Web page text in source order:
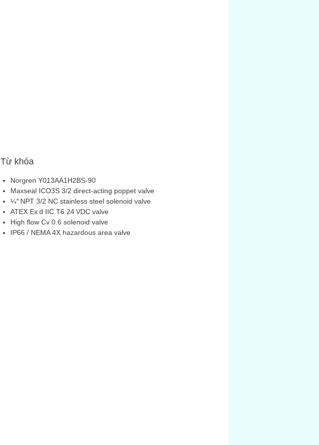
Từ khóa
Norgren Y013AA1H2BS-90
Maxseal ICO3S 3/2 direct-acting poppet valve
¼″ NPT 3/2 NC stainless steel solenoid valve
ATEX Ex d IIC T6 24 VDC valve
High flow Cv 0.6 solenoid valve
IP66 / NEMA 4X hazardous area valve